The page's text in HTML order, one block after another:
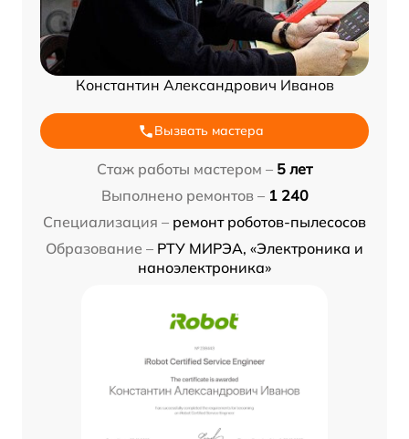
Константин Александрович Иванов
Вызвать мастера
Стаж работы мастером – 5 лет
Выполнено ремонтов – 1 240
Специализация – ремонт роботов-пылесосов
Образование – РТУ МИРЭА, «Электроника и
наноэлектроника»